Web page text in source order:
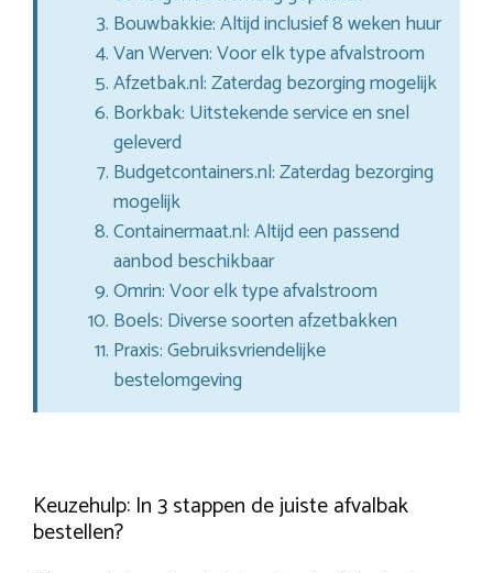
Bouwbakkie: Altijd inclusief 8 weken huur
Van Werven: Voor elk type afvalstroom
Afzetbak.nl: Zaterdag bezorging mogelijk
Borkbak: Uitstekende service en snel
geleverd
Budgetcontainers.nl: Zaterdag bezorging
mogelijk
Containermaat.nl: Altijd een passend
aanbod beschikbaar
Omrin: Voor elk type afvalstroom
Boels: Diverse soorten afzetbakken
Praxis: Gebruiksvriendelijke
bestelomgeving
Keuzehulp: In 3 stappen de juiste afvalbak
bestellen?